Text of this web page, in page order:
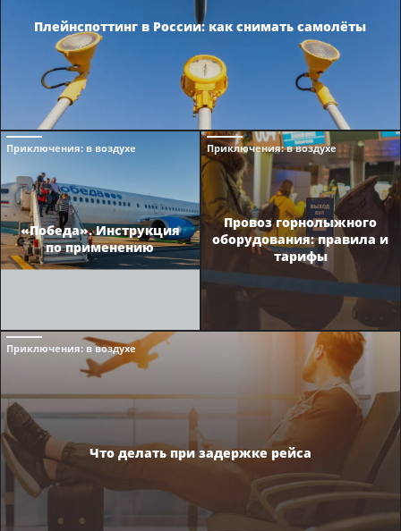
Плейнспоттинг в России: как снимать самолёты
Приключения: в воздухе
«Победа». Инструкция
по применению
Приключения: в воздухе
Провоз горнолыжного
оборудования: правила и
тарифы
Приключения: в воздухе
Что делать при задержке рейса